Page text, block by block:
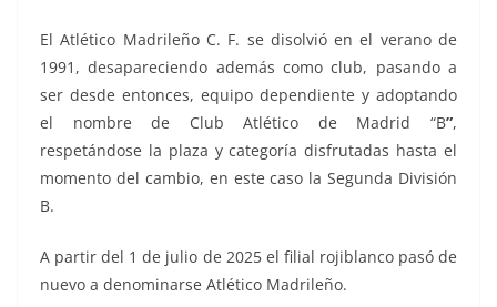
El Atlético Madrileño C. F. se disolvió en el verano de
1991, desapareciendo además como club, pasando a
ser desde entonces, equipo dependiente y adoptando
el nombre de Club Atlético de Madrid “B”,
respetándose la plaza y categoría disfrutadas hasta el
momento del cambio, en este caso la Segunda División
B.
A partir del 1 de julio de 2025 el filial rojiblanco pasó de
nuevo a denominarse Atlético Madrileño.